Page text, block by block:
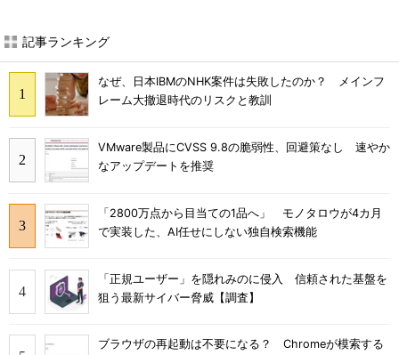
記事ランキング
なぜ、日本IBMのNHK案件は失敗したのか？ メインフ
レーム大撤退時代のリスクと教訓
VMware製品にCVSS 9.8の脆弱性、回避策なし 速やか
なアップデートを推奨
「2800万点から目当ての1品へ」 モノタロウが4カ月
で実装した、AI任せにしない独自検索機能
「正規ユーザー」を隠れみのに侵入 信頼された基盤を
狙う最新サイバー脅威【調査】
ブラウザの再起動は不要になる？ Chromeが模索する